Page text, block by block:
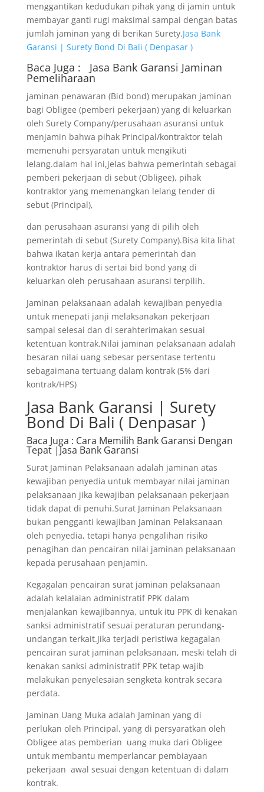
menggantikan kedudukan pihak yang di jamin untuk
membayar ganti rugi maksimal sampai dengan batas
jumlah jaminan yang di berikan Surety.Jasa Bank
Garansi | Surety Bond Di Bali ( Denpasar )
Baca Juga : Jasa Bank Garansi Jaminan
Pemeliharaan
jaminan penawaran (Bid bond) merupakan jaminan
bagi Obligee (pemberi pekerjaan) yang di keluarkan
oleh Surety Company/perusahaan asuransi untuk
menjamin bahwa pihak Principal/kontraktor telah
memenuhi persyaratan untuk mengikuti
lelang.dalam hal ini,jelas bahwa pemerintah sebagai
pemberi pekerjaan di sebut (Obligee), pihak
kontraktor yang memenangkan lelang tender di
sebut (Principal),
dan perusahaan asuransi yang di pilih oleh
pemerintah di sebut (Surety Company).Bisa kita lihat
bahwa ikatan kerja antara pemerintah dan
kontraktor harus di sertai bid bond yang di
keluarkan oleh perusahaan asuransi terpilih.
Jaminan pelaksanaan adalah kewajiban penyedia
untuk menepati janji melaksanakan pekerjaan
sampai selesai dan di serahterimakan sesuai
ketentuan kontrak.Nilai jaminan pelaksanaan adalah
besaran nilai uang sebesar persentase tertentu
sebagaimana tertuang dalam kontrak (5% dari
kontrak/HPS)
Jasa Bank Garansi | Surety
Bond Di Bali ( Denpasar )
Baca Juga : Cara Memilih Bank Garansi Dengan
Tepat |Jasa Bank Garansi
Surat Jaminan Pelaksanaan adalah jaminan atas
kewajiban penyedia untuk membayar nilai jaminan
pelaksanaan jika kewajiban pelaksanaan pekerjaan
tidak dapat di penuhi.Surat Jaminan Pelaksanaan
bukan pengganti kewajiban Jaminan Pelaksanaan
oleh penyedia, tetapi hanya pengalihan risiko
penagihan dan pencairan nilai jaminan pelaksanaan
kepada perusahaan penjamin.
Kegagalan pencairan surat jaminan pelaksanaan
adalah kelalaian administratif PPK dalam
menjalankan kewajibannya, untuk itu PPK di kenakan
sanksi administratif sesuai peraturan perundang-
undangan terkait.Jika terjadi peristiwa kegagalan
pencairan surat jaminan pelaksanaan, meski telah di
kenakan sanksi administratif PPK tetap wajib
melakukan penyelesaian sengketa kontrak secara
perdata.
Jaminan Uang Muka adalah Jaminan yang di
perlukan oleh Principal, yang di persyaratkan oleh
Obligee atas pemberian uang muka dari Obligee
untuk membantu memperlancar pembiayaan
pekerjaan awal sesuai dengan ketentuan di dalam
kontrak.